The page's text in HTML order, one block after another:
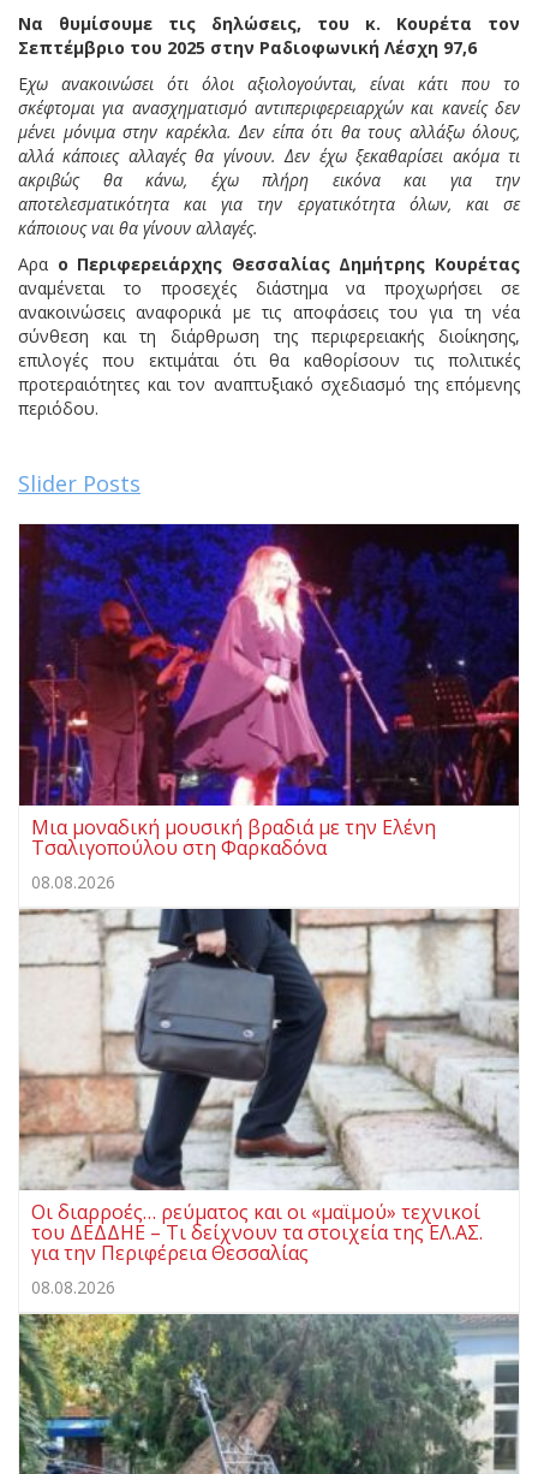
Να θυμίσουμε τις δηλώσεις, του κ. Κουρέτα τον
Σεπτέμβριο του 2025 στην Ραδιοφωνική Λέσχη 97,6
Εχω ανακοινώσει ότι όλοι αξιολογούνται, είναι κάτι που το
σκέφτομαι για ανασχηματισμό αντιπεριφερειαρχών και κανείς δεν
μένει μόνιμα στην καρέκλα. Δεν είπα ότι θα τους αλλάξω όλους,
αλλά κάποιες αλλαγές θα γίνουν. Δεν έχω ξεκαθαρίσει ακόμα τι
ακριβώς θα κάνω, έχω πλήρη εικόνα και για την
αποτελεσματικότητα και για την εργατικότητα όλων, και σε
κάποιους ναι θα γίνουν αλλαγές.
Αρα ο Περιφερειάρχης Θεσσαλίας Δημήτρης Κουρέτας
αναμένεται το προσεχές διάστημα να προχωρήσει σε
ανακοινώσεις αναφορικά με τις αποφάσεις του για τη νέα
σύνθεση και τη διάρθρωση της περιφερειακής διοίκησης,
επιλογές που εκτιμάται ότι θα καθορίσουν τις πολιτικές
προτεραιότητες και τον αναπτυξιακό σχεδιασμό της επόμενης
περιόδου.
Slider Posts
Μια μοναδική μουσική βραδιά με την Ελένη
Τσαλιγοπούλου στη Φαρκαδόνα
08.08.2026
Οι διαρροές… ρεύματος και οι «μαϊμού» τεχνικοί
του ΔΕΔΔΗΕ – Τι δείχνουν τα στοιχεία της ΕΛ.ΑΣ.
για την Περιφέρεια Θεσσαλίας
08.08.2026